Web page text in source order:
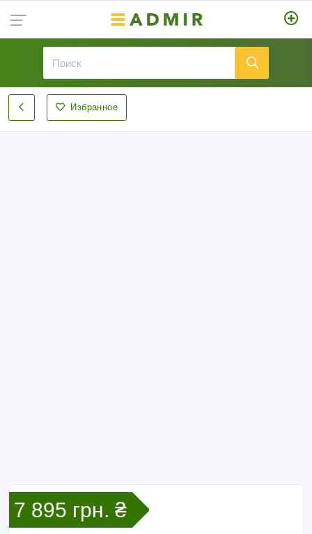
Избранное
7 895 грн. ₴